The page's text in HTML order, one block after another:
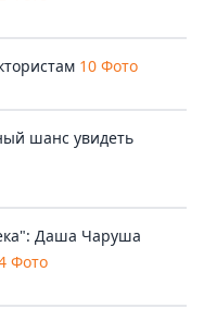
10 Фото
шанс увидеть
Даша Чаруша
Фото